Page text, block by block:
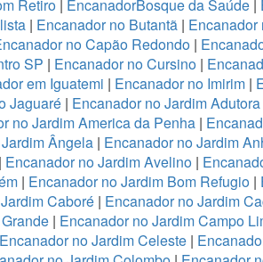
Retiro| EncanadorBosque da Saúde|
| Encanador no Butantã | Encanador
no Capão Redondo |
SP | Encanador no Cursino|
em Iguatemi | Encanador no Imirim |
Jaguaré | Encanador no Jardim Adutora
no Jardim America da Penha |
Ângela | Encanador no Jardim
Encanador no Jardim Avelino|
| Encanador no Jardim Bom Refugio |
Caboré| Encanador no Jardim
| Encanador no Jardim Campo
Encanador no Jardim Celeste |